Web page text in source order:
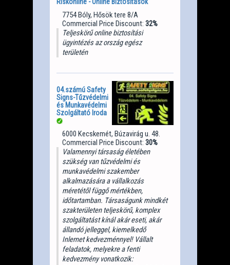
7754 Bóly, Hősök tere 8/A
Commercial Price Discount: 32%
Teljeskörű online biztosítási
ügyintézés az ország egész
területén
04.számú Safety
Signs-Tűzvédelmi
és Munkavédelmi
Szolgáltató Iroda
6000 Kecskemét, Búzavirág u. 48.
Commercial Price Discount: 30%
Valamennyi társaság életében
szükség van tűzvédelmi és
munkavédelmi szakember
alkalmazására a vállalkozás
méretétől függő mértékben,
időtartamban. Társaságunk mindkét
szakterületen teljeskörű, komplex
szolgáltatást kínál akár eseti, akár
állandó jelleggel, kiemelkedő
Inlernet kedvezménnyel! Vállalt
feladatok, melyekre a fenti
kedvezmény vonatkozik: